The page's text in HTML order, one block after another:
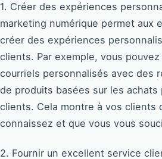
1. Créer des expériences
marketing numérique permet aux
créer des expériences
clients. Par exemple, vous
courriels personnalisés avec des
de produits basées sur les
clients. Cela montre à vos clients
connaissez et que vous vous
2. Fournir un excellent service